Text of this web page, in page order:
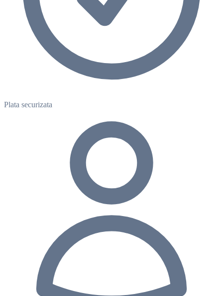
Plata securizata